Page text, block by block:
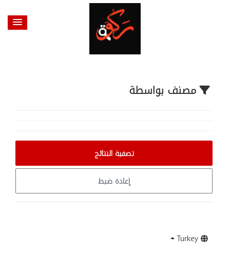
مصنف بواسطة
تصفية النتائج
إعادة ضبط
Turkey